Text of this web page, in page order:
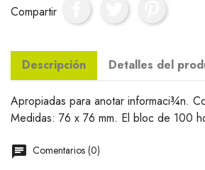
Compartir
Descripción Detalles del
Apropiadas para anotar informaci¾n.
Medidas: 76 x 76 mm. El bloc de 100
Comentarios (0)